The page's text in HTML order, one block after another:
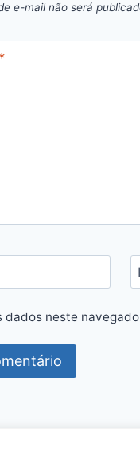
e-mail não será
*
dados neste